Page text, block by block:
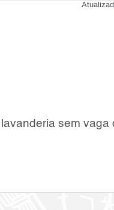
sem vaga